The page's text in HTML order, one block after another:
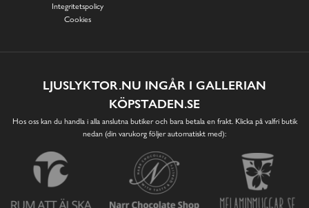
Integritetspolicy
Cookies
LJUSLYKTOR.NU INGÅR I GALLERIAN
KÖPSTADEN.SE
Hos oss kan du handla i alla anslutna butiker och bara betala en frakt. Klicka på valfri butik
nedan (din varukorg följer automatiskt med):